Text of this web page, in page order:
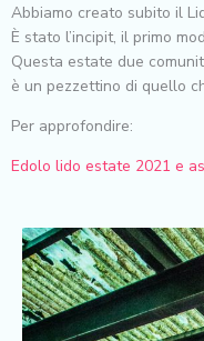
Abbiamo creato subito il
È stato l’incipit, il primo
Questa estate due
è un pezzettino di quello
Per approfondire:
Edolo lido estate 2021 e